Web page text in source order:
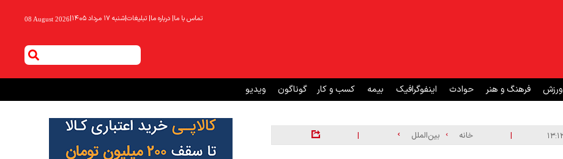
تماس با ما| درباره ما| تبلیغات|شنبه ۱۷ مرداد ۱۴۰۵ |
08 August 2026
ورزش فرهنگ و هنر حوادث اینفوگرافیک بیمه کسب و کار گوناگون ویدیو
| خانه بین‌الملل |